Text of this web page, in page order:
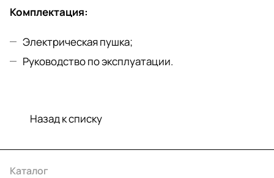
Комплектация:
Электрическая пушка;
Руководство по эксплуатации.
Назад к списку
Каталог